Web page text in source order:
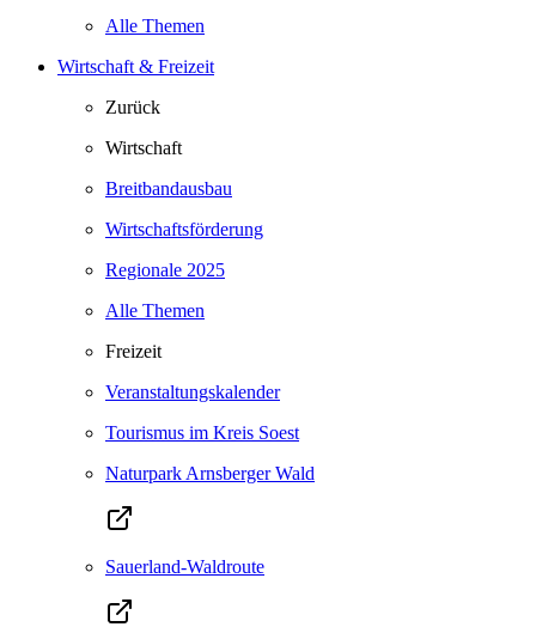
Alle Themen
Wirtschaft & Freizeit
Zurück
Wirtschaft
Breitbandausbau
Wirtschaftsförderung
Regionale 2025
Alle Themen
Freizeit
Veranstaltungskalender
Tourismus im Kreis Soest
Naturpark Arnsberger Wald
Sauerland-Waldroute